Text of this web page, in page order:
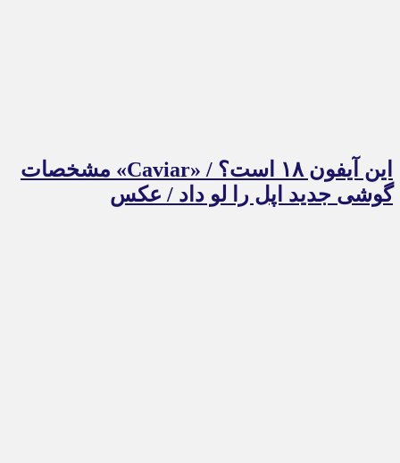
این آیفون ۱۸ است؟ / «Caviar» مشخصات
گوشی جدید اپل را لو داد / عکس